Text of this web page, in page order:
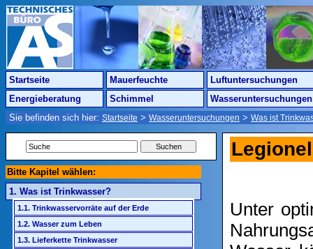
Startseite Mauerfeuchte
Luftuntersuchungen
Energieberatung
Schimmel
Wasseruntersuchungen
Sie befinden sich hier: Startseite > Wasseruntersuchungen > Was ist
Bitte Kapitel wählen:
1. Was ist Trinkwasser?
1.1. Trinkwasservorräte auf der Erde
1.2. Wasser zum Leben
1.3. Lieferkette Trinkwasser
Unter